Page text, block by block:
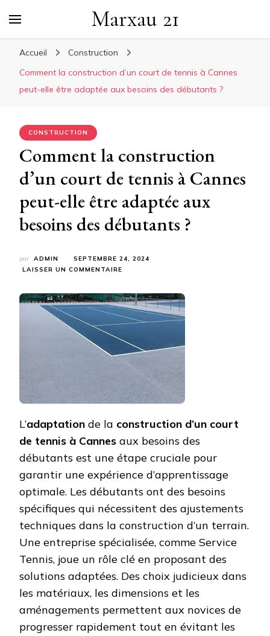
Marxau 21
Accueil
Construction
Comment la construction d’un court de tennis à Cannes
peut-elle être adaptée aux besoins des débutants ?
CONSTRUCTION
Comment la construction
d’un court de tennis à Cannes
peut-elle être adaptée aux
besoins des débutants ?
par ADMIN
SEPTEMBRE 24, 2024
LAISSER UN COMMENTAIRE
CONSTRUCTION
D’UN
COURT
TENNIS
À
CANNES
PEUT-
ELLE
ÊTRE
AUX
DES
DÉBUTANTS
?
L’adaptation de la construction d’un court
de tennis à Cannes aux besoins des
débutants est une étape cruciale pour
garantir une expérience d’apprentissage
optimale. Les débutants ont des besoins
spécifiques qui nécessitent des ajustements
techniques dans la construction d’un terrain.
Une entreprise spécialisée, comme Service
Tennis, joue un rôle clé en proposant des
solutions adaptées. Des choix judicieux dans
les matériaux, les dimensions et les
aménagements permettent aux novices de
progresser rapidement tout en évitant les